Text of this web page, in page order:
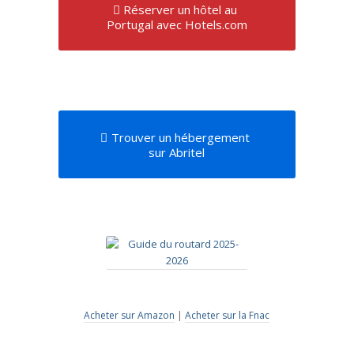
Réserver un hôtel au
Portugal avec Hotels.com
Trouver un hébergement
sur Abritel
Acheter sur Amazon |Acheter sur la Fnac